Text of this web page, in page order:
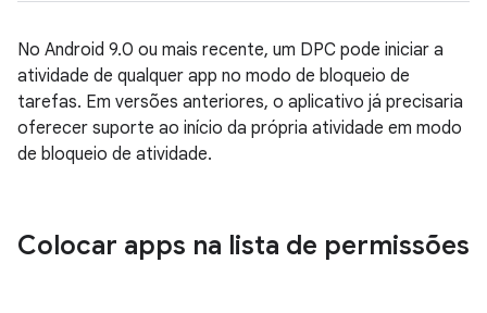
No Android 9.0 ou mais recente, um DPC pode iniciar a
atividade de qualquer app no modo de bloqueio de
tarefas. Em versões anteriores, o aplicativo já precisaria
oferecer suporte ao início da própria atividade em modo
de bloqueio de atividade.
Colocar apps na lista de permissões